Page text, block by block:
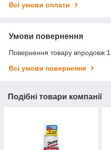
Всі умови оплати
Умови повернення
Повернення товару впродовж
Всі умови повернення
Подібні товари компанії